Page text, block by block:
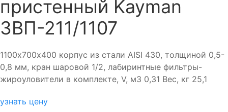
пристенный Kayman
ЗВП-211/1107
1100х700х400 корпус из стали AISI 430, толщиной 0,5-
0,8 мм, кран шаровой 1/2, лабиринтные фильтры-
жироуловители в комплекте, V, м3 0,31 Вес, кг 25,1
узнать цену